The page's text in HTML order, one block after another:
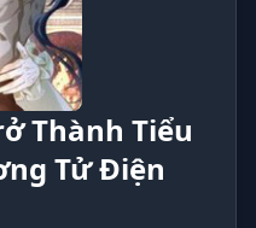
Thành Tiểu
Tử Điện